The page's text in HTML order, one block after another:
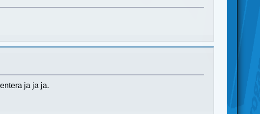
ja ja ja.